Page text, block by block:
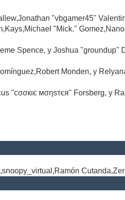
"vbgamer45"
"Mick."
Spence, y Joshua "groundup"
Monden, y
"cσσкιє мσηѕтєя" Forsberg, y